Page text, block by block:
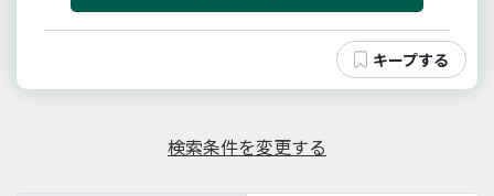
検索条件を変更する